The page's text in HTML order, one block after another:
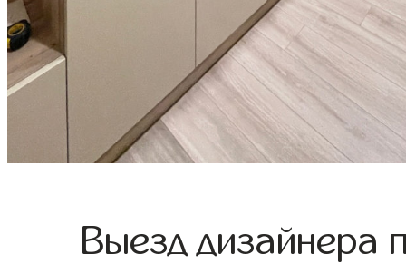
Выезд дизайнера